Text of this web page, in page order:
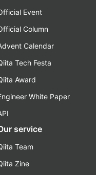
Event
Column
Calendar
Tech Festa
Award
White Paper
service
Team
Zine